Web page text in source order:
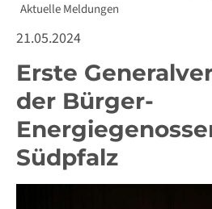
Aktuelle Meldungen
21.05.2024
Erste
der Bürger-
Südpfalz